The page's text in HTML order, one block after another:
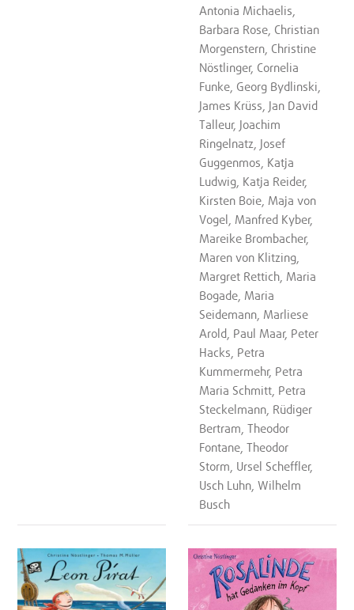
Antonia Michaelis,
Barbara Rose, Christian
Morgenstern, Christine
Nöstlinger, Cornelia
Funke, Georg Bydlinski,
James Krüss, Jan David
Talleur, Joachim
Ringelnatz, Josef
Guggenmos, Katja
Ludwig, Katja Reider,
Kirsten Boie, Maja von
Vogel, Manfred Kyber,
Mareike Brombacher,
Maren von Klitzing,
Margret Rettich, Maria
Bogade, Maria
Seidemann, Marliese
Arold, Paul Maar, Peter
Hacks, Petra
Kummermehr, Petra
Maria Schmitt, Petra
Steckelmann, Rüdiger
Bertram, Theodor
Fontane, Theodor
Storm, Ursel Scheffler,
Usch Luhn, Wilhelm
Busch